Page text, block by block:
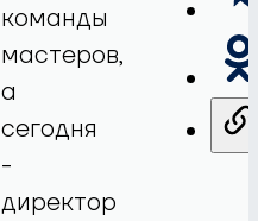
команды
мастеров,
а
сегодня
-
директор